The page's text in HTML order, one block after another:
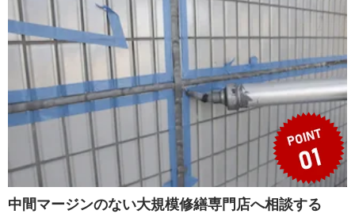
中間マージンのない大規模修繕専門店へ相談する